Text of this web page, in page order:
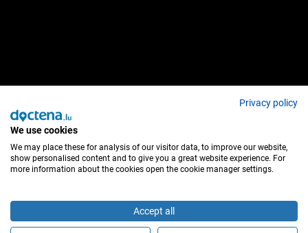
Privacy policy
We use cookies
We may place these for analysis of our visitor data, to improve our website,
show personalised content and to give you a great website experience. For
more information about the cookies open the cookie manager settings.
Accept all